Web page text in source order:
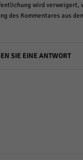
wird
des Kommentares aus
SIE EINE ANTWORT